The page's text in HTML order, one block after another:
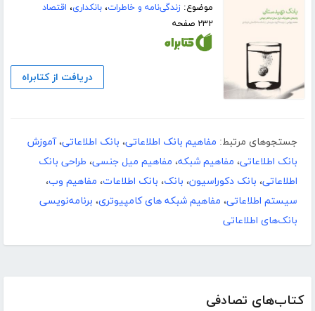
کتاب‌های تصادفی
موضوع:زندگی‌نامه و خاطرات،بانکداری، اقتصاد
۲۳۲ صفحه
دریافت از کتابراه
جستجوهای مرتبط: مفاهیم بانک اطلاعاتی، بانک اطلاعاتی،آموزش
بانک اطلاعاتی، مفاهیم شبکه، مفاهیم میل جنسی، طراحی بانک
اطلاعاتی، بانک دکوراسیون، بانک، بانک اطلاعات، مفاهیم وب،
سیستم اطلاعاتی، مفاهیم شبکه های کامپیوتری، برنامه‌نویسی
بانک‌های اطلاعاتی